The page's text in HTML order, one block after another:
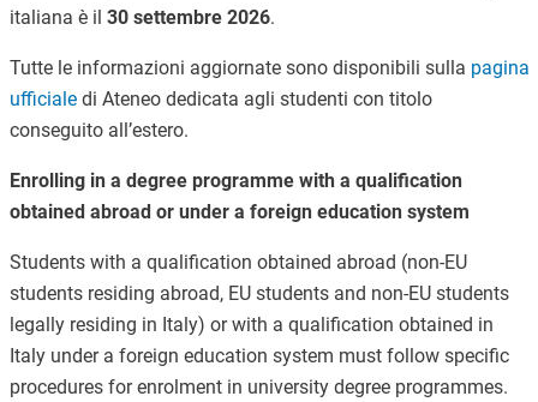
italiana è il 30 settembre 2026.
Tutte le informazioni aggiornate sono disponibili sulla pagina
ufficialedi Ateneo dedicata agli studenti con titolo
conseguito all’estero.
Enrolling in a degree programme with a qualification
obtained abroad or under a foreign education system
Students with a qualification obtained abroad (non-EU
students residing abroad, EU students and non-EU students
legally residing in Italy) or with a qualification obtained in
Italy under a foreign education system must follow specific
procedures for enrolment in university degree programmes.